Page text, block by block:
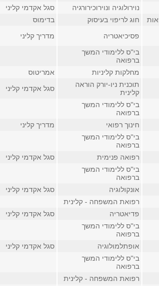
נוירולוגיה ונוירוכירורגיה סגל אקדמי קליני
חוג לריפוי בעיסוק בדימוס
פסיכיאטריה מדריך קליני
בי"ס ללימודי המשך
ברפואה
מחלקות קליניות אמריטוס
תוכנית ניו-יורק הוראה
קלינית
סגל אקדמי קליני
בי"ס ללימודי המשך
ברפואה
חינוך רפואי
מדריך קליני
בי"ס ללימודי המשך
ברפואה
רפואה פנימית
סגל אקדמי קליני
בי"ס ללימודי המשך
ברפואה
אונקולוגיה
סגל אקדמי קליני
רפואת המשפחה - קלינית
פדיאטריה
סגל אקדמי קליני
בי"ס ללימודי המשך
ברפואה
אופתלמולוגיה
סגל אקדמי קליני
בי"ס ללימודי המשך
ברפואה
רפואת המשפחה - קלינית